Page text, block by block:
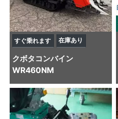
すぐ乗れます 在庫あり
クボタ コンバイン
WR460NM